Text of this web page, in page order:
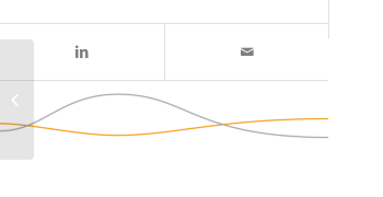
Van Gelder – Hattem